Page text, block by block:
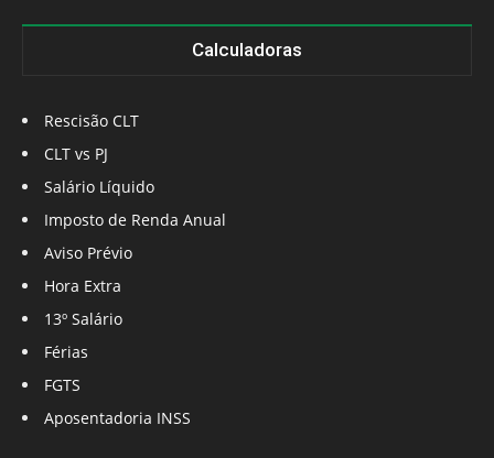
Calculadoras
Rescisão CLT
CLT vs PJ
Salário Líquido
Imposto de Renda Anual
Aviso Prévio
Hora Extra
13º Salário
Férias
FGTS
Aposentadoria INSS